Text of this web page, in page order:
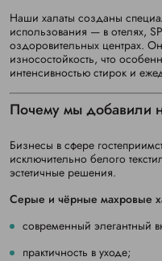
Наши халаты созданы
использования — в отелях,
оздоровительных центрах.
износостойкость, что
интенсивностью стирок и
Почему мы добавили
Бизнесы в сфере
исключительно белого
эстетичные решения.
Серые и чёрные махровые
современный элегантный
практичность в уходе;